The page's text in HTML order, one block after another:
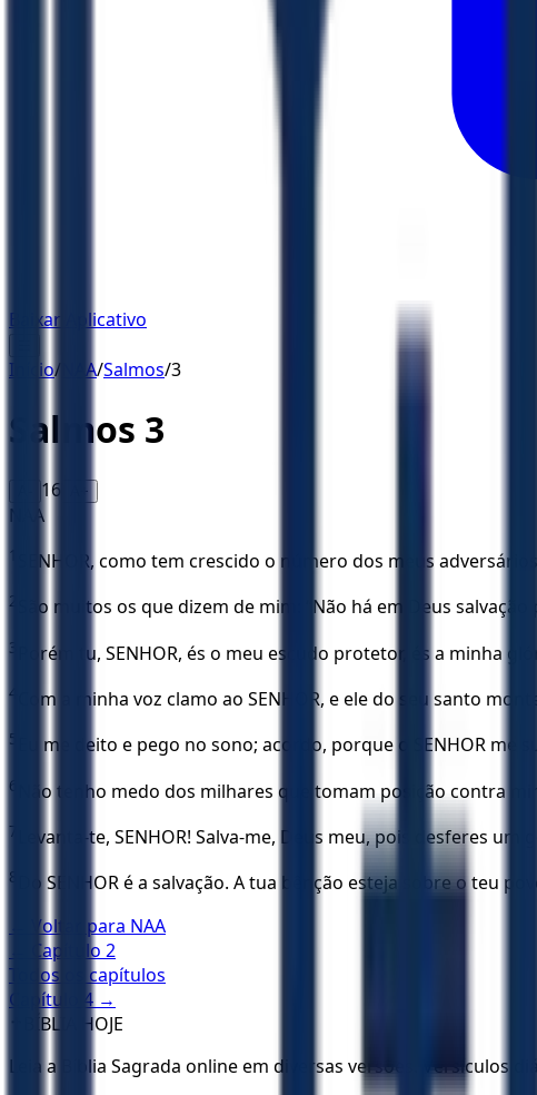
Baixar Aplicativo
Início/ NAA/Salmos/3
Salmos 3
16 A+
NAA
1 SENHOR, como tem crescido o número dos meus
2 São muitos os que dizem de mim: “Não há em Deus salvação
3 Porém tu, SENHOR, és o meu escudo protetor, és a minha
4 Com a minha voz clamo ao SENHOR, e ele do seu santo
5 Eu me deito e pego no sono; acordo, porque o SENHOR me
6 Não tenho medo dos milhares que tomam posição contra
7 Levanta-te, SENHOR! Salva-me, Deus meu, pois desferes
8
Do SENHOR é a salvação. A tua bênção esteja sobre o teu
← Voltar para NAA
← Capítulo 2
Todos os capítulos
Capítulo
4 →
BÍBLIA HOJE
Leia a Bíblia Sagrada online em diversas versões. Versículos